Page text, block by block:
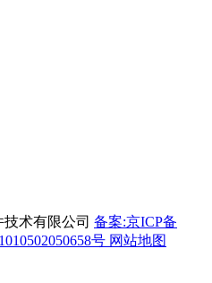
术有限公司 备案:京ICP备
号 网站地图